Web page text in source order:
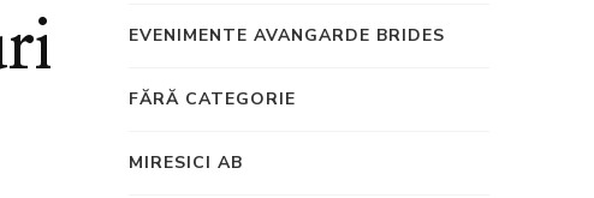
EVENIMENTE AVANGARDE BRIDES
FĂRĂ CATEGORIE
MIRESICI AB